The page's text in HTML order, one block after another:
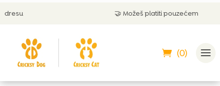
🤝 Možeš platiti pouzećem
(0)